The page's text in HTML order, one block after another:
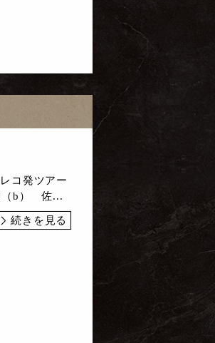
コ発ツアー
（b） 佐...
続きを見る